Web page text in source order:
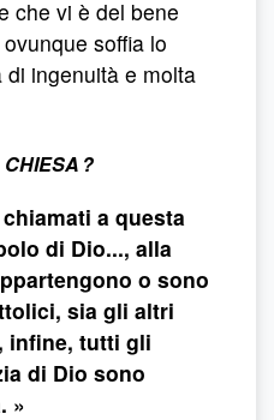
che vi è del bene
soffia lo
ingenuità e molta
?
a questa
di Dio..., alla
o sono
sia gli altri
infine, tutti gli
di Dio sono
»